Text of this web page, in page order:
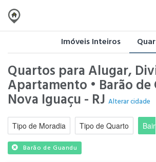
Imóveis Inteiros
Quartos para Alugar,
Apartamento • Barão de
Nova Iguaçu - RJ Alterar cidade
Tipo de Moradia Tipo de Quarto
Barão de Guandu